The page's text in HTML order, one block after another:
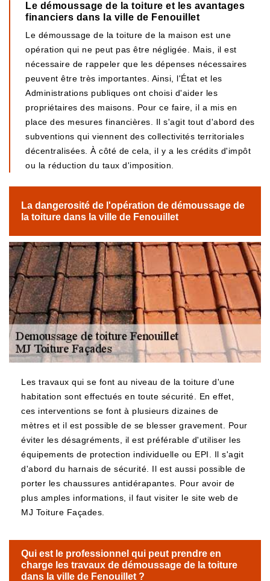
Le démoussage de la toiture et les avantages
financiers dans la ville de Fenouillet
Le démoussage de la toiture de la maison est une
opération qui ne peut pas être négligée. Mais, il est
nécessaire de rappeler que les dépenses nécessaires
peuvent être très importantes. Ainsi, l'État et les
Administrations publiques ont choisi d'aider les
propriétaires des maisons. Pour ce faire, il a mis en
place des mesures financières. Il s'agit tout d'abord des
subventions qui viennent des collectivités territoriales
décentralisées. À côté de cela, il y a les crédits d'impôt
ou la réduction du taux d'imposition.
La dangerosité de l'opération de démoussage de
la toiture dans la ville de Fenouillet
Les travaux qui se font au niveau de la toiture d'une
habitation sont effectués en toute sécurité. En effet,
ces interventions se font à plusieurs dizaines de
mètres et il est possible de se blesser gravement. Pour
éviter les désagréments, il est préférable d'utiliser les
équipements de protection individuelle ou EPI. Il s'agit
d'abord du harnais de sécurité. Il est aussi possible de
porter les chaussures antidérapantes. Pour avoir de
plus amples informations, il faut visiter le site web de
MJ Toiture Façades.
Qui est le professionnel qui peut prendre en
charge les travaux de démoussage de la toiture
dans la ville de Fenouillet ?